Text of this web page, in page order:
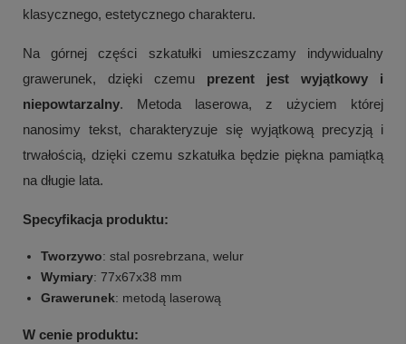
klasycznego, estetycznego charakteru.
Na górnej części szkatułki umieszczamy indywidualny
grawerunek, dzięki czemu prezent jest wyjątkowy i
niepowtarzalny. Metoda laserowa, z użyciem której
nanosimy tekst, charakteryzuje się wyjątkową precyzją i
trwałością, dzięki czemu szkatułka będzie piękna pamiątką
na długie lata.
Specyfikacja produktu:
Tworzywo: stal posrebrzana, welur
Wymiary: 77x67x38 mm
Grawerunek: metodą laserową
W cenie produktu: